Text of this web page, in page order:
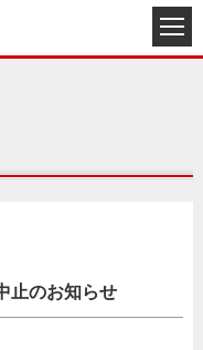
止のお知らせ